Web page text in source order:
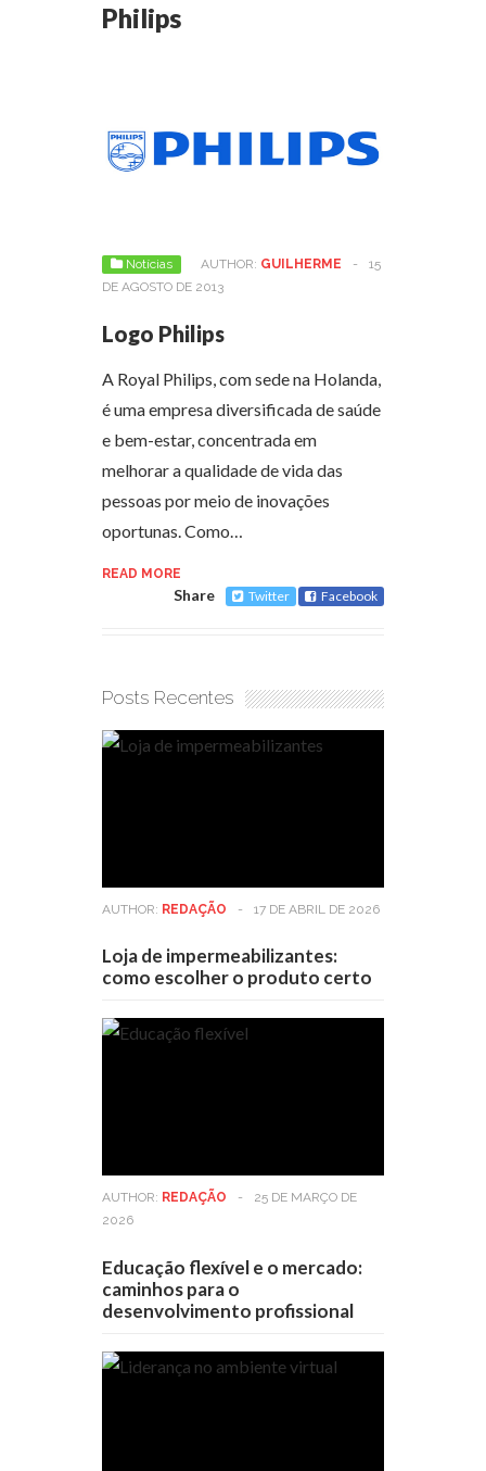
Philips
Notícias AUTHOR: GUILHERME -
15
DE AGOSTO DE 2013
Logo Philips
A Royal Philips, com sede na Holanda,
é uma empresa diversificada de saúde
e bem-estar, concentrada em
melhorar a qualidade de vida das
pessoas por meio de inovações
oportunas. Como…
READ MORE
Share Twitter Facebook
Posts Recentes
AUTHOR: REDAÇÃO - 17 DE ABRIL DE 2026
Loja de impermeabilizantes:
como escolher o produto certo
AUTHOR: REDAÇÃO -
25 DE MARÇO DE
2026
Educação flexível e o mercado:
caminhos para o
desenvolvimento profissional